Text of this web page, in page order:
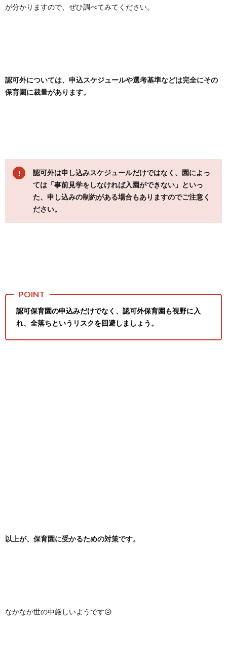
が分かりますので、ぜひ調べてみてください。
認可外については、申込スケジュールや選考基準などは完全にその
保育園に裁量があります。
認可外は申し込みスケジュールだけではなく、園によっ
ては「事前見学をしなければ入園ができない」といっ
た、申し込みの制約がある場合もありますのでご注意く
ださい。
認可保育園の申込みだけでなく、認可外保育園も視野に入
れ、全落ちというリスクを回避しましょう。
以上が、保育園に受かるための対策です。
なかなか世の中厳しいようです😥